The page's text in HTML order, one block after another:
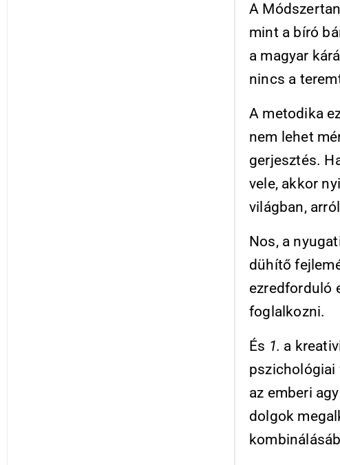
A
mint a bíró
a magyar
nincs a
A metodika
nem lehet
gerjesztés.
vele, akkor
világban,
Nos, a
dühítő
ezredforduló
foglalkozni.
És 1. a
pszichológiai
az emberi
dolgok